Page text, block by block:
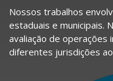
Nossos trabalhos
estaduais e municipais.
avaliação de operações
diferentes jurisdições